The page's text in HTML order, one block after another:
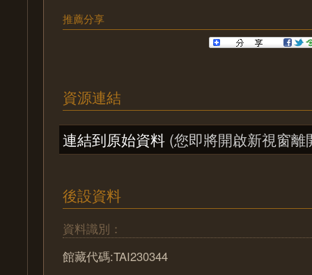
推薦分享
資源連結
連結到原始資料 (您即將開啟新視窗離
後設資料
資料識別：
館藏代碼:TAI230344